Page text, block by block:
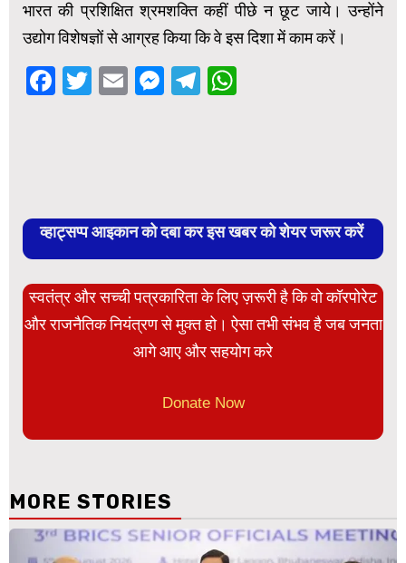
भारत की प्रशिक्षित श्रमशक्ति कहीं पीछे न छूट जाये। उन्होंने
उद्योग विशेषज्ञों से आग्रह किया कि वे इस दिशा में काम करें।
Facebook
Twitter
EmailMessenger
Telegram
व्हाट्सप्प आइकान को दबा कर इस खबर को शेयर जरूर करें
स्वतंत्र और सच्ची पत्रकारिता के लिए ज़रूरी है कि वो कॉरपोरेट
और राजनैतिक नियंत्रण से मुक्त हो। ऐसा तभी संभव है जब जनता
आगे आए और सहयोग करे
Donate Now
MORE STORIES